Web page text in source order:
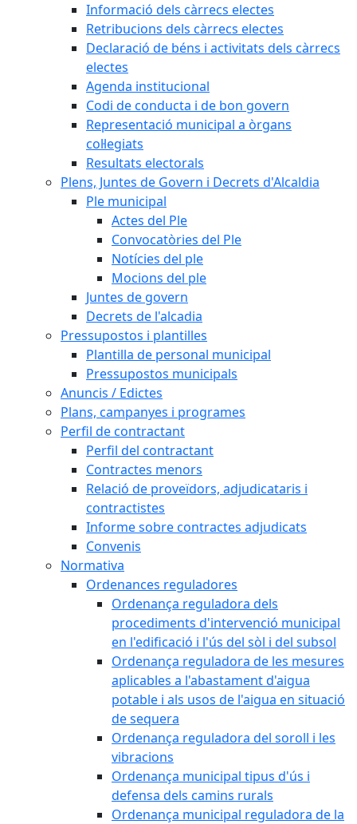
Informació dels càrrecs electes
Retribucions dels càrrecs electes
Declaració de béns i activitats dels càrrecs
electes
Agenda institucional
Codi de conducta i de bon govern
Representació municipal a òrgans
col·legiats
Resultats electorals
Plens, Juntes de Govern i Decrets d'Alcaldia
Ple municipal
Actes del Ple
Convocatòries del Ple
Notícies del ple
Mocions del ple
Juntes de govern
Decrets de l'alcadia
Pressupostos i plantilles
Plantilla de personal municipal
Pressupostos municipals
Anuncis / Edictes
Plans, campanyes i programes
Perfil de contractant
Perfil del contractant
Contractes menors
Relació de proveïdors, adjudicataris i
contractistes
Informe sobre contractes adjudicats
Convenis
Normativa
Ordenances reguladores
Ordenança reguladora dels
procediments d'intervenció municipal
en l'edificació i l'ús del sòl i del subsol
Ordenança reguladora de les mesures
aplicables a l'abastament d'aigua
potable i als usos de l'aigua en situació
de sequera
Ordenança reguladora del soroll i les
vibracions
Ordenança municipal tipus d'ús i
defensa dels camins rurals
Ordenança municipal reguladora de la